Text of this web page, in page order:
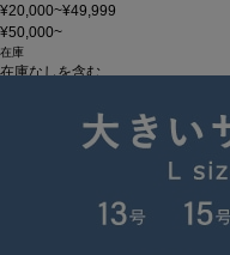
¥20,000~¥49,999
¥50,000~
在庫
在庫なしを含む